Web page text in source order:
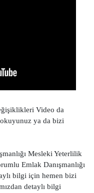
Video da
ya da bizi
Mesleki Yeterlilik
Emlak Danışmanlığı
bilgi için hemen bizi
detaylı bilgi